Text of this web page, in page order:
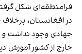
فرامنطقه‌ای شکل
در افغانستان،
جهادی وجود نداشت و
خارج از کشور آموزش